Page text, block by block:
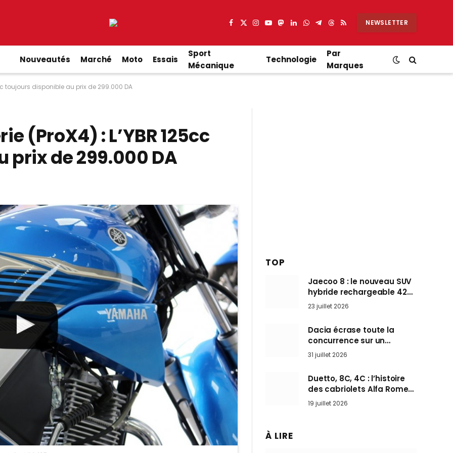
Facebook
X
Instagram
YouTube
Mastodon
LinkedIn
WhatsApp
Partager
Telegram
Threads
RSS NEWSLETTER
Nouveautés Marché Moto Essais
Sport
Mécanique
Technologie
Par
Marques
toujours disponible au prix de 299.000 DA
(ProX4) : L’YBR 125cc
de 299.000 DA
TOP
Jaecoo 8 : le nouveau SUV
hybride rechargeable 428
ch qui vise l’Audi Q7 arrive
en Europe cet automne
23 juillet 2026
Dacia écrase toute la
concurrence sur un
marché où personne ne
l’attendait
31 juillet 2026
Duetto, 8C, 4C : l’histoire
des cabriolets Alfa Romeo,
ces Spider qui ont défini
l’art de rouler cheveux au
19 juillet 2026
À LIRE